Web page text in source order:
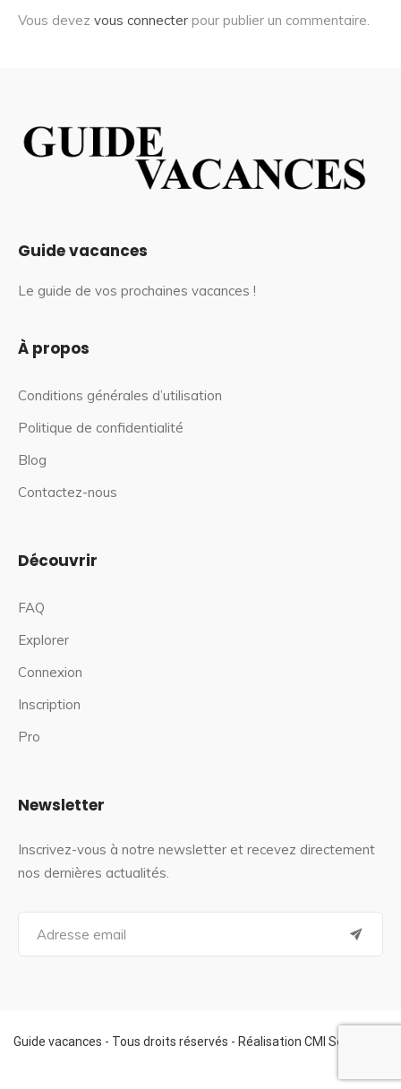
Vous devez vous connecter pour publier un commentaire.
Guide vacances
Le guide de vos prochaines vacances !
À propos
Conditions générales d’utilisation
Politique de confidentialité
Blog
Contactez-nous
Découvrir
FAQ
Explorer
Connexion
Inscription
Pro
Newsletter
Inscrivez-vous à notre newsletter et recevez directement
nos dernières actualités.
a
f
o
Guide vacances - Tous droits réservés - Réalisation CMI Services